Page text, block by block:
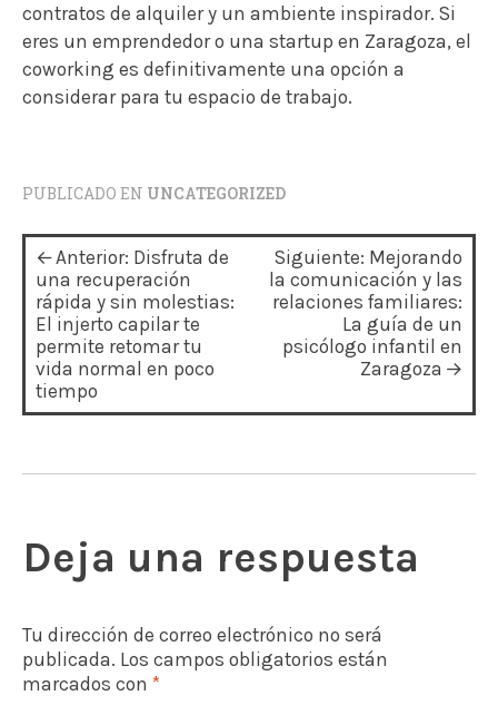
contratos de alquiler y un ambiente inspirador. Si
eres un emprendedor o una startup en Zaragoza, el
coworking es definitivamente una opción a
considerar para tu espacio de trabajo.
PUBLICADO EN UNCATEGORIZED
N
a
v
e
g
c
ó
d
e
Anterior: Disfruta de
una recuperación
rápida y sin molestias:
El injerto capilar te
permite retomar tu
vida normal en poco
tiempo
Siguiente: Mejorando
la comunicación y las
relaciones familiares:
La guía de un
psicólogo infantil en
Zaragoza
Deja una respuesta
Tu dirección de correo electrónico no será
publicada. Los campos obligatorios están
marcados con *